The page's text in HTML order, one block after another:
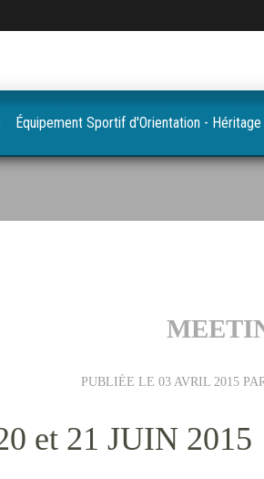
PUBLIÉE LE 03 AVRIL 2015
et 21 JUIN 2015
Équipement Sportif d'Orientation -